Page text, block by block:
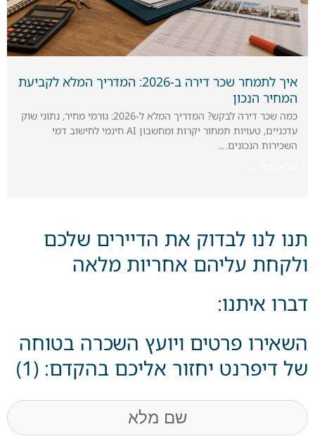
איך לתמחר שכר דירה ב-2026: המדריך המלא לקביעת
המחיר הנכון
כמה שכר דירה לבקש? המדריך המלא ל-2026: גורמי מחיר, נתוני שוק
עדכניים, טעויות תמחור יקרות ומחשבון AI חינמי לחישוב דמי
השכירות הנכונים.
תנו לנו לבדוק את הדיירים שלכם
ולקחת עליהם אחריות מלאה
דברו איתנו:
השאירו פרטים ויועץ השכרה בטוחה
של דיפרנט יחזור אליכם בהקדם: (1)
שם